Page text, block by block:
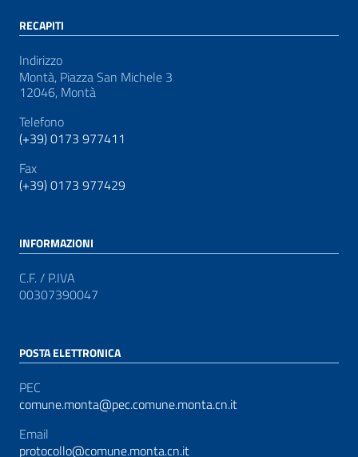
RECAPITI
Indirizzo
Montà, Piazza San Michele 3
12046, Montà
Telefono
(+39) 0173 977411
Fax
(+39) 0173 977429
INFORMAZIONI
C.F. / P.IVA
00307390047
POSTA ELETTRONICA
PEC
comune.monta@pec.comune.monta.cn.it
Email
protocollo@comune.monta.cn.it